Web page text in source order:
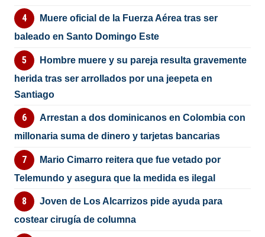
Muere oficial de la Fuerza Aérea tras ser
baleado en Santo Domingo Este
Hombre muere y su pareja resulta gravemente
herida tras ser arrollados por una jeepeta en
Santiago
Arrestan a dos dominicanos en Colombia con
millonaria suma de dinero y tarjetas bancarias
Mario Cimarro reitera que fue vetado por
Telemundo y asegura que la medida es ilegal
Joven de Los Alcarrizos pide ayuda para
costear cirugía de columna